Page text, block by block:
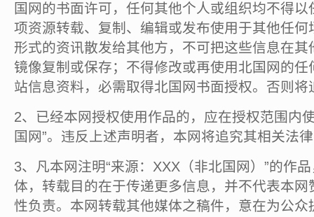
国网的书面许可，任何其他个人或组织均不得
项资源转载、复制、编辑或发布使用于其他任
形式的资讯散发给其他方，不可把这些信息在
镜像复制或保存；不得修改或再使用北国网的
站信息资料，必需取得北国网书面授权。否则将
2、已经本网授权使用作品的，应在授权范围内
国网”。违反上述声明者，本网将追究其相关法
3、凡本网注明“来源：XXX（非北国网）”的作
体，转载目的在于传递更多信息，并不代表本
性负责。本网转载其他媒体之稿件，意在为公